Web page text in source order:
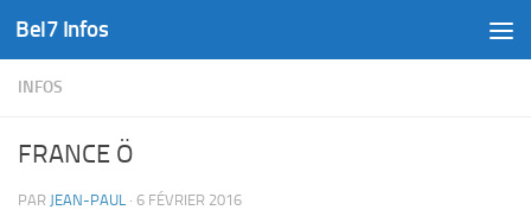
Skip to content
Bel7 Infos
INFOS
FRANCE Ö
PAR JEAN-PAUL · 6 FÉVRIER 2016